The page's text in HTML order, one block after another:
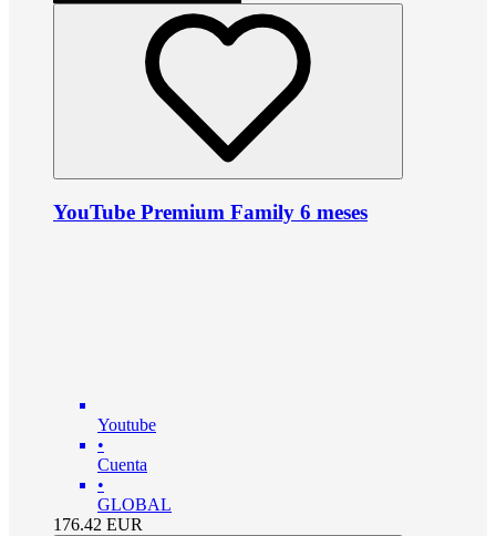
YouTube Premium Family 6 meses
Youtube
•
Cuenta
•
GLOBAL
176.42 EUR